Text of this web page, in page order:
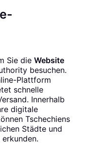
Sie die Website
besuchen.
Plattform
schnelle
Innerhalb
digitale
Tschechiens
Städte und